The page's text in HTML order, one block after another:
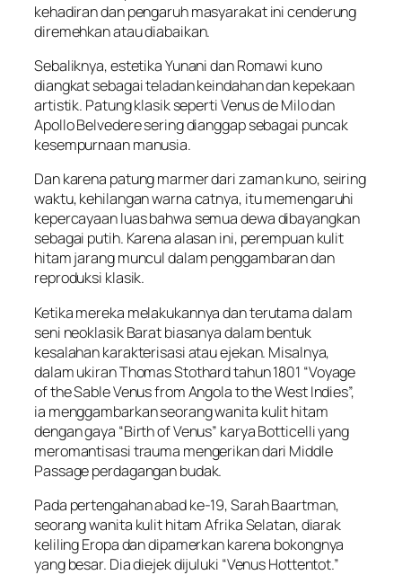
kehadiran dan pengaruh masyarakat ini cenderung
diremehkan atau diabaikan.
Sebaliknya, estetika Yunani dan Romawi kuno
diangkat sebagai teladan keindahan dan kepekaan
artistik. Patung klasik seperti Venus de Milo dan
Apollo Belvedere sering dianggap sebagai puncak
kesempurnaan manusia.
Dan karena patung marmer dari zaman kuno, seiring
waktu, kehilangan warna catnya, itu memengaruhi
kepercayaan luas bahwa semua dewa dibayangkan
sebagai putih. Karena alasan ini, perempuan kulit
hitam jarang muncul dalam penggambaran dan
reproduksi klasik.
Ketika mereka melakukannya dan terutama dalam
seni neoklasik Barat biasanya dalam bentuk
kesalahan karakterisasi atau ejekan. Misalnya,
dalam ukiran Thomas Stothard tahun 1801 “Voyage
of the Sable Venus from Angola to the West Indies”,
ia menggambarkan seorang wanita kulit hitam
dengan gaya “Birth of Venus” karya Botticelli yang
meromantisasi trauma mengerikan dari Middle
Passage perdagangan budak.
Pada pertengahan abad ke-19, Sarah Baartman,
seorang wanita kulit hitam Afrika Selatan, diarak
keliling Eropa dan dipamerkan karena bokongnya
yang besar. Dia diejek dijuluki “Venus Hottentot.”